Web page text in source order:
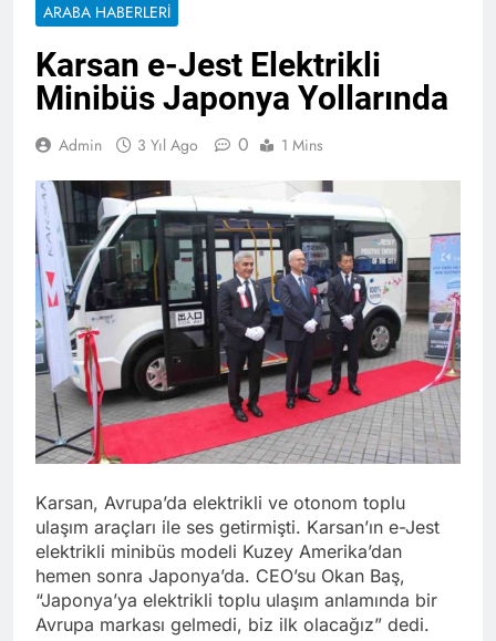
ARABA HABERLERI
Karsan e-Jest Elektrikli
Minibüs Japonya Yollarında
Admin 3 Yıl Ago 0 1 Mins
Karsan, Avrupa’da elektrikli ve otonom toplu
ulaşım araçları ile ses getirmişti. Karsan’ın e-Jest
elektrikli minibüs modeli Kuzey Amerika’dan
hemen sonra Japonya’da. CEO’su Okan Baş,
“Japonya’ya elektrikli toplu ulaşım anlamında bir
Avrupa markası gelmedi, biz ilk olacağız” dedi.